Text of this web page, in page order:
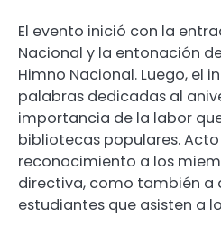
El evento inició con la
Nacional y la entonación
Himno Nacional. Luego, el
palabras dedicadas al
importancia de la labor
bibliotecas populares.
reconocimiento a los
directiva, como también a
estudiantes que asisten a